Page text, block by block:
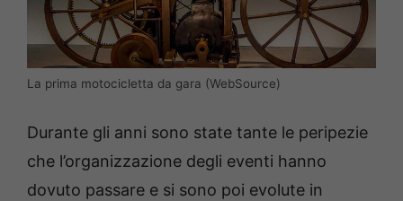
La prima motocicletta da gara (WebSource)
Durante gli anni sono state tante le peripezie
che l’organizzazione degli eventi hanno
dovuto passare e si sono poi evolute in